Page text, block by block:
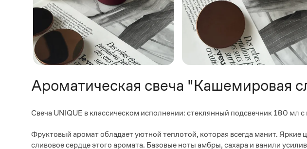
Ароматическая свеча "Кашемировая
Свеча UNIQUE в классическом исполнении: стеклянный подсвечник 180 мл
Фруктовый аромат обладает уютной теплотой, которая всегда манит.
сливовое сердце этого аромата. Базовые ноты амбры, сахара и ванили